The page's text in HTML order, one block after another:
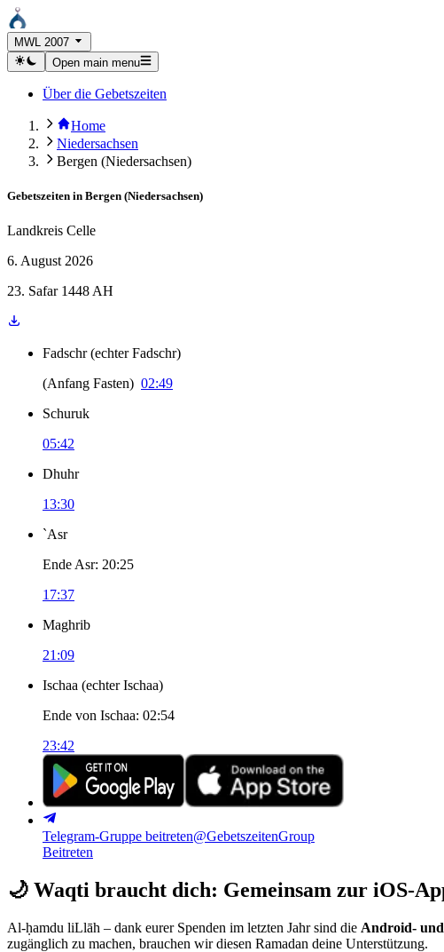
MWL 2007
Open main menu
Über die Gebetszeiten
Home
Niedersachsen
Bergen (Niedersachsen)
Gebetszeiten in Bergen (Niedersachsen)
Landkreis Celle
6. August 2026
23. Safar 1448 AH
Fadschr (echter Fadschr)
(Anfang Fasten) 02:49
Schuruk
05:42
Dhuhr
13:30
`Asr
Ende Asr: 20:25
17:37
Maghrib
21:09
Ischaa (echter Ischaa)
Ende von Ischaa: 02:54
23:42
Telegram-Gruppe beitreten@GebetszeitenGroup
Beitreten
🌙 Waqti braucht dich: Gemeinsam zur iOS-
Al-ḥamdu liLlāh – dank eurer Spenden im letzten Jahr sind die Android-
zugänglich zu machen, brauchen wir diesen Ramadan deine Unterstützung.